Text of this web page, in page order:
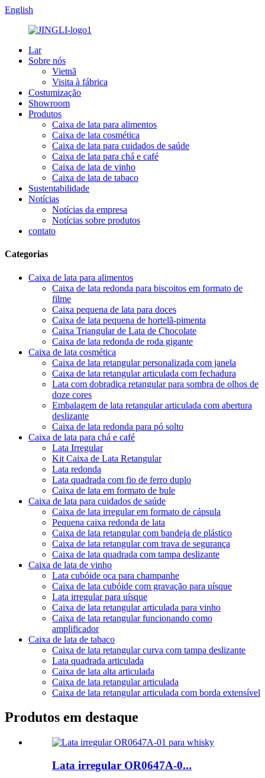
English
Lar
Sobre nós
Vietnã
Visita à fábrica
Costumização
Showroom
Produtos
Caixa de lata para alimentos
Caixa de lata cosmética
Caixa de lata para cuidados de saúde
Caixa de lata para chá e café
Caixa de lata de vinho
Caixa de lata de tabaco
Sustentabilidade
Notícias
Notícias da empresa
Notícias sobre produtos
contato
Categorias
Caixa de lata para alimentos
Caixa de lata redonda para biscoitos em formato de
filme
Caixa pequena de lata para doces
Caixa de lata pequena de hortelã-pimenta
Caixa Triangular de Lata de Chocolate
Caixa de lata redonda de roda gigante
Caixa de lata cosmética
Caixa de lata retangular personalizada com janela
Caixa de lata retangular articulada com fechadura
Lata com dobradiça retangular para sombra de olhos de
doze cores
Embalagem de lata retangular articulada com abertura
deslizante
Caixa de lata redonda para pó solto
Caixa de lata para chá e café
Lata Irregular
Kit Caixa de Lata Retangular
Lata redonda
Lata quadrada com fio de ferro duplo
Caixa de lata em formato de bule
Caixa de lata para cuidados de saúde
Caixa de lata irregular em formato de cápsula
Pequena caixa redonda de lata
Caixa de lata retangular com bandeja de plástico
Caixa de lata retangular com trava de segurança
Caixa de lata quadrada com tampa deslizante
Caixa de lata de vinho
Lata cubóide oca para champanhe
Caixa de lata cubóide com gravação para uísque
Lata irregular para uísque
Caixa de lata retangular articulada para vinho
Caixa de lata retangular funcionando como
amplificador
Caixa de lata de tabaco
Caixa de lata retangular curva com tampa deslizante
Lata quadrada articulada
Caixa de lata alta articulada
Caixa de lata retangular articulada
Caixa de lata retangular articulada com borda extensível
Produtos em destaque
Lata irregular OR0647A-0...